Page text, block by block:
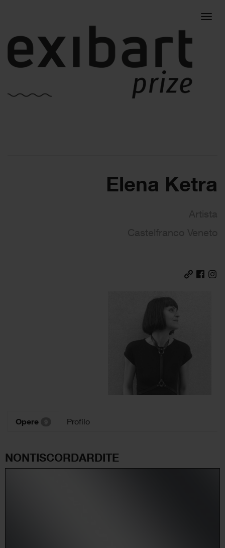
Elena Ketra
Opere Profilo
NONTISCORDARDITE